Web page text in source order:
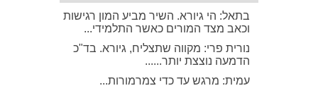
בתאל: הי גיורא. השיר מביע המון רגישות
וכאב מצד המורים כאשר התלמידי...
נורית פרי: מקווה שתצליח, גיורא. בד"כ
הדמעה נוצצת יותר......
עמית: מרגש עד כדי צמרמורות...